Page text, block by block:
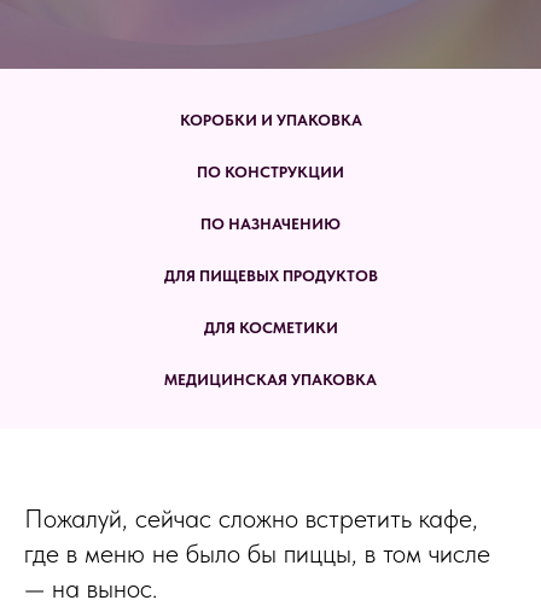
КОРОБКИ И УПАКОВКА
ПО КОНСТРУКЦИИ
ПО НАЗНАЧЕНИЮ
ДЛЯ ПИЩЕВЫХ ПРОДУКТОВ
ДЛЯ КОСМЕТИКИ
МЕДИЦИНСКАЯ УПАКОВКА
Пожалуй, сейчас сложно встретить кафе,
где в меню не было бы пиццы, в том числе
— на вынос.